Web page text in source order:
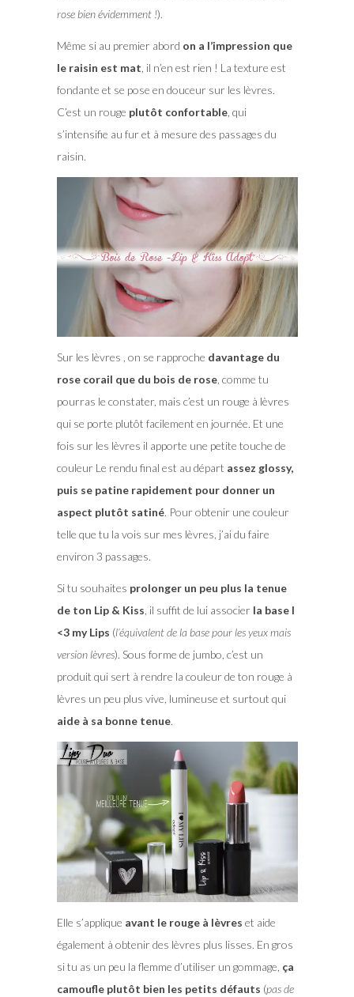
rose bien évidemment !).
Même si au premier abord on a l’impression que
le raisin est mat , il n’en est rien ! La texture est
fondante et se pose en douceur sur les lèvres.
C’est un rouge plutôt confortable, qui
s’intensifie au fur et à mesure des passages du
raisin.
Sur les lèvres , on se rapproche davantage du
rose corail que du bois de rose, comme tu
pourras le constater, mais c’est un rouge à lèvres
qui se porte plutôt facilement en journée. Et une
fois sur les lèvres il apporte une petite touche de
couleur Le rendu final est au départ assez glossy,
puis se patine rapidement pour donner un
aspect plutôt satiné. Pour obtenir une couleur
telle que tu la vois sur mes lèvres, j’ai du faire
environ 3 passages.
Si tu souhaites prolonger un peu plus la tenue
de ton Lip & Kiss , il suffit de lui associer la base I
<3 my Lips (l’équivalent de la base pour les yeux mais
version lèvres). Sous forme de jumbo, c’est un
produit qui sert à rendre la couleur de ton rouge à
lèvres un peu plus vive, lumineuse et surtout qui
aide à sa bonne tenue.
Elle s’applique avant le rouge à lèvres et aide
également à obtenir des lèvres plus lisses. En gros
si tu as un peu la flemme d’utiliser un gommage, ça
camoufle plutôt bien les petits défauts (pas de